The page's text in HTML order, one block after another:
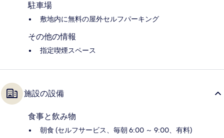
駐車場
敷地内に無料の屋外セルフパーキング
その他の情報
指定喫煙スペース
施設の設備
食事と飲み物
朝食 (セルフサービス、毎朝 6:00 ～ 9:00、有料)